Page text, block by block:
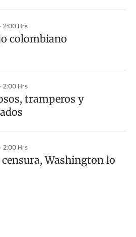
2:00 Hrs
colombiano
2:00 Hrs
tramperos y
2:00 Hrs
Washington lo